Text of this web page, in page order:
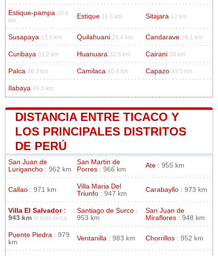
Estique-pampa 10.6
km
Estique 11.3 km Sitajara 12 km
Susapaya 13.6 km Quilahuani 26.4 km Candarave 29.1 km
Curibaya 31.2 km Huanuara 32.6 km Cairani 38 km
Palca 38.3 km Camilaca 40.4 km Capazo 43.5 km
Ilabaya 49.5 km
DISTANCIA ENTRE TICACO Y
LOS PRINCIPALES DISTRITOS
DE PERÚ
San Juan de
Lurigancho : 962 km
San Martin de
Porres : 966 km
Ate : 955 km
Callao : 971 km
Villa Maria Del
Triunfo : 947 km
Carabayllo : 973 km
Villa El Salvador:
943 km el más cerca
Santiago de Surco :
953 km
San Juan de
Miraflores : 948 km
Puente Piedra : 979
km
Ventanilla : 983 km Chorrillos : 952 km